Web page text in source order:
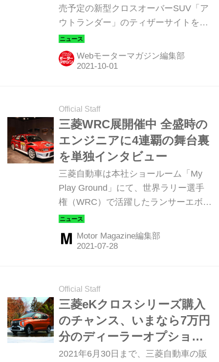
売予定の新型クロスオーバーSUV「ア
ウトランダー」のティザーサイトを開
設、最新情報を順次掲載していくと発
表した。 日本仕様は新開発のプラグイ
ンハイブリッドのみの設定 新型アウト
ただ、北米仕様はガソリン仕様車のみ
で、2021年冬に登場予定の日本仕様は
新たにプラグインハイブリッド
（PHEV）システムを搭載するグレー
ドが設定されることになっている。 日
本仕様の新型アウトランダーでは前後
それぞれに1基ずつ駆動用モーターを
搭載するツインモーター4WDを採用。
モーター特有の高い応答性や前後モ...
Webモーターマガジン編集部
Official Staff
三菱WRC展開催中 全盛時の
エンジニアに4連覇の舞台裏
を単独インタビュー
三菱自動車は本社ショールーム「My
Play Ground」にて、世界ラリー選手
権（WRC）で活躍したランサーエボリ
ューションと当時の活躍をパネル展示
する「WRC」展を、2021年9月下旬ま
で開催中だ。 Motor Magazine編集部
で聞くことができた。インタビューし
たのは三菱自動車 先行技術開発部のシ
ニアスタッフ田中泰男氏だ。
Motor Magazine編集部
Official Staff
三菱eKクロスシリーズ購入
のチャンス、いまなら7万円
分のディーラーオプション
がついてくる
2021年6月30日まで、三菱自動車の販